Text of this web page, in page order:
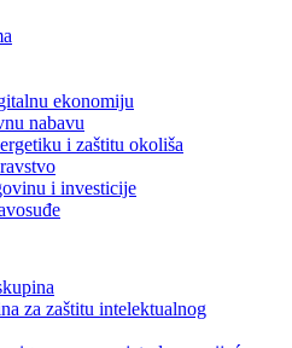
ekonomiju
nabavu
i zaštitu okoliša
i investicije
za zaštitu intelektualnog